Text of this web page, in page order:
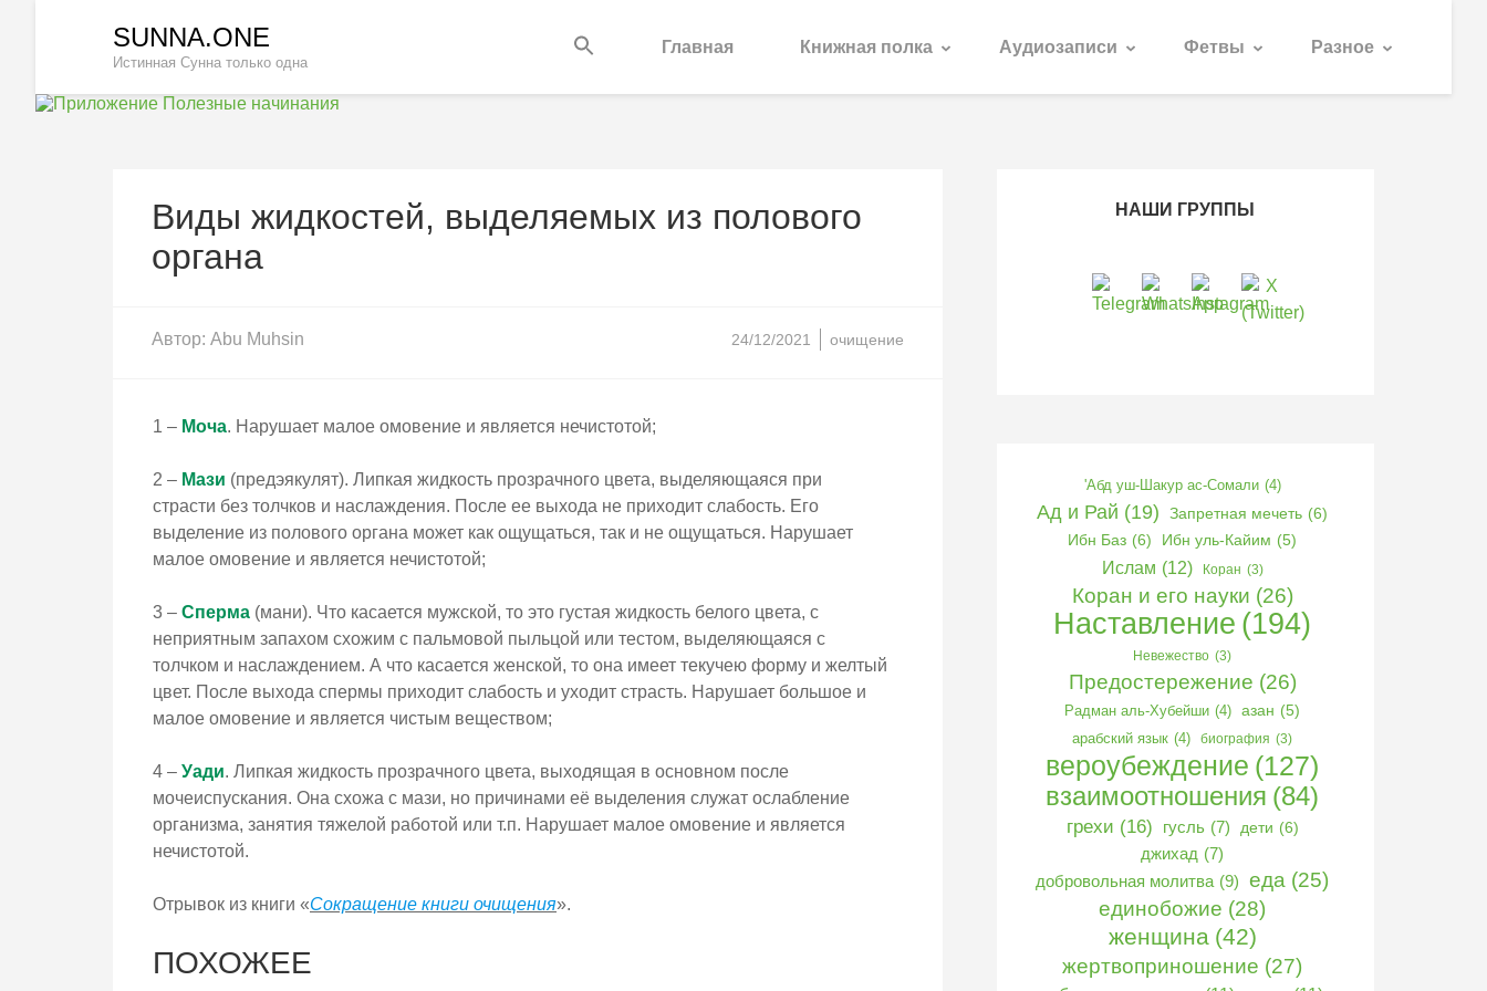
(нажмите
Enter)
SUNNA.ONE
Истинная Сунна только одна
Главная Книжная полка Аудиозаписи Фетвы Разное
Виды жидкостей, выделяемых из полового
органа
очищение
24/12/2021
Автор: Abu Muhsin
1 – Моча. Нарушает малое омовение и является нечистотой;
2 – Мази (предэякулят). Липкая жидкость прозрачного цвета, выделяющаяся при
страсти без толчков и наслаждения. После ее выхода не приходит слабость. Его
выделение из полового органа может как ощущаться, так и не ощущаться. Нарушает
малое омовение и является нечистотой;
3 – Сперма (мани). Что касается мужской, то это густая жидкость белого цвета, с
неприятным запахом схожим с пальмовой пыльцой или тестом, выделяющаяся с
толчком и наслаждением. А что касается женской, то она имеет текучею форму и желтый
цвет. После выхода спермы приходит слабость и уходит страсть. Нарушает большое и
малое омовение и является чистым веществом;
4 – Уади. Липкая жидкость прозрачного цвета, выходящая в основном после
мочеиспускания. Она схожа с мази, но причинами её выделения служат ослабление
организма, занятия тяжелой работой или т.п. Нарушает малое омовение и является
нечистотой.
Отрывок из книги «Сокращение книги очищения».
ПОХОЖЕЕ
НАШИ ГРУППЫ
'Абд уш-Шакур ас-Сомали (4)
Ад и Рай (19) Запретная мечеть (6)
Ибн Баз (6) Ибн уль-Кайим (5)
Ислам (12) Коран (3)
Коран и его науки (26)
Наставление (194)
Невежество (3)
Предостережение (26)
Радман аль-Хубейши (4) азан (5)
арабский язык (4) биография (3)
вероубеждение (127)
взаимоотношения (84)
грехи (16) гусль (7) дети (6)
джихад (7)
добровольная молитва (9) еда (25)
единобожие (28)
женщина (42)
жертвоприношение (27)